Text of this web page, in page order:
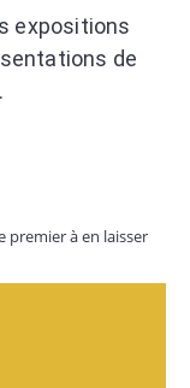
expositions
de
premier à en laisser